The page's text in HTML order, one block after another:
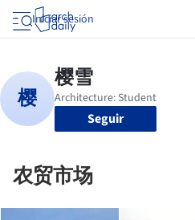
Iniciar sesión
Seguir
农贸市场